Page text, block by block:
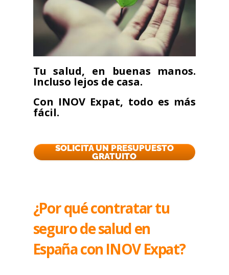
Tu salud, en buenas manos.
Incluso lejos de casa.
Con INOV Expat, todo es más
fácil.
SOLICITA UN PRESUPUESTO
GRATUITO
¿Por qué contratar tu
seguro de salud en
España con INOV Expat?